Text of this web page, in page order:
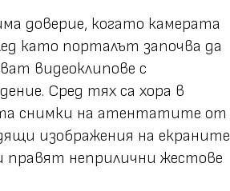
доверие, когато камерата
като порталът започва да
видеоклипове с
. Сред тях са хора в
снимки на атентатите от
изображения на екраните
неприлични жестове